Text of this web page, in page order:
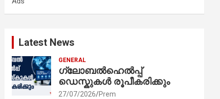
Latest News
GENERAL
ഗ്ലോബൽഹെൽപ്പ്
ഡെസ്കുകൾ രൂപീകരിക്കും
27/07/2026 Prem